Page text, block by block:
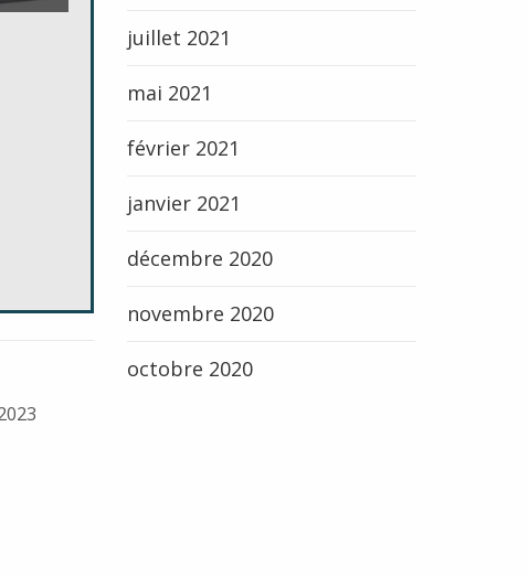
juillet 2021
mai 2021
février 2021
janvier 2021
décembre 2020
novembre 2020
octobre 2020